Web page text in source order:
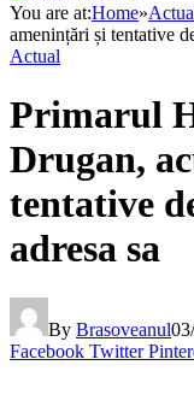
You are at:Home»
amenințări și tentative
Actual
Primarul
Drugan,
tentative
adresa sa
By Brasoveanul
Facebook Twitter